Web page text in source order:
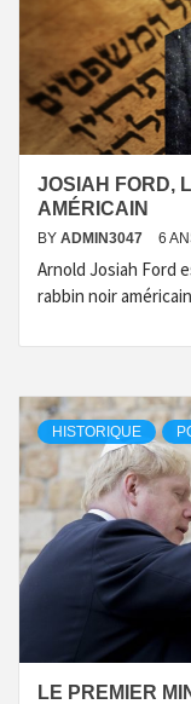
JOSIAH FORD,
AMÉRICAIN
BY ADMIN3047 6
Arnold Josiah Ford
rabbin noir
HISTORIQUE
LE PREMIER